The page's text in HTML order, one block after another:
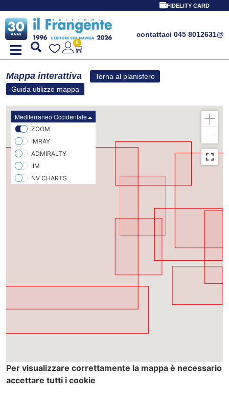
FIDELITY CARD
contattaci 045 8012631@
0
Mappa interattiva
Torna al planisfero
Guida utilizzo mappa
Mediterraneo Occidentale
ZOOM
IMRAY
ADMIRALTY
IIM
NV CHARTS
Per visualizzare correttamente la mappa è necessario
accettare tutti i cookie